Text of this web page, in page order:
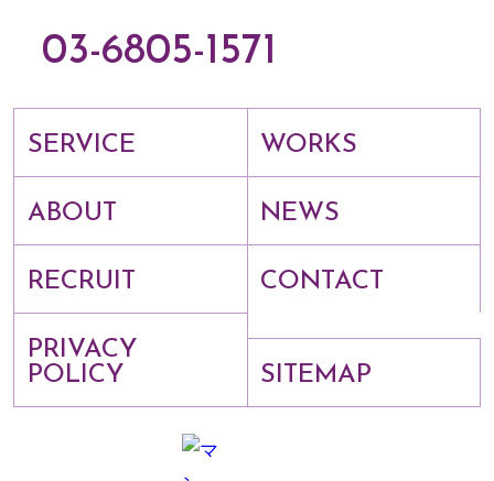
03-6805-1571
SERVICE
WORKS
ABOUT
NEWS
RECRUIT
CONTACT
PRIVACY
POLICY SITEMAP